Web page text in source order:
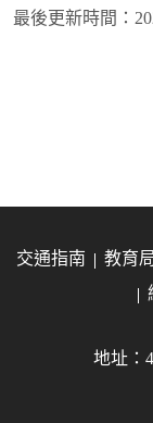
最後更新時間：
交通指南 教育
地址：